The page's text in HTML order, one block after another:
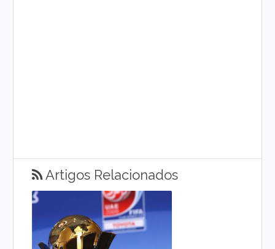
Artigos Relacionados